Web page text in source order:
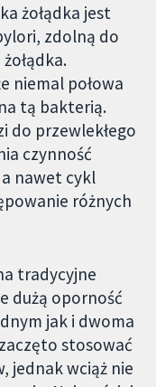
żołądka jest
zdolną do
niemal połowa
tą bakterią.
do przewlekłego
czynność
nawet cykl
różnych
tradycyjne
dużą oporność
jak i dwoma
stosować
jednak wciąż nie